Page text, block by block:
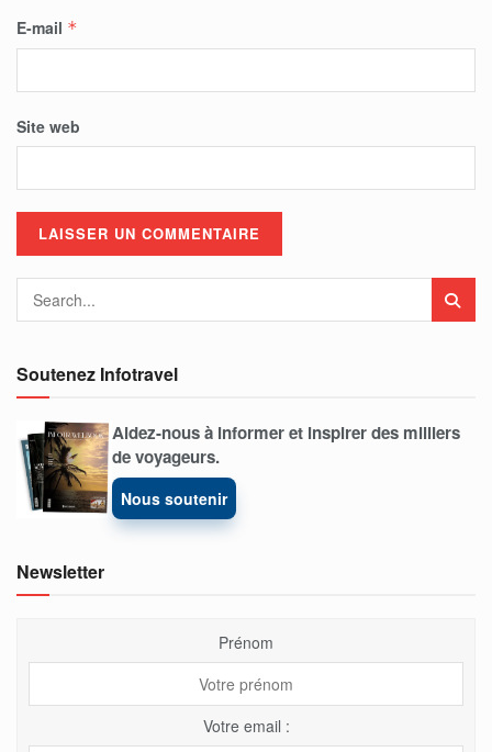
E-mail *
Site web
Soutenez Infotravel
Aidez-nous à informer et inspirer des milliers
de voyageurs.
Nous soutenir
Newsletter
Prénom
Votre email :